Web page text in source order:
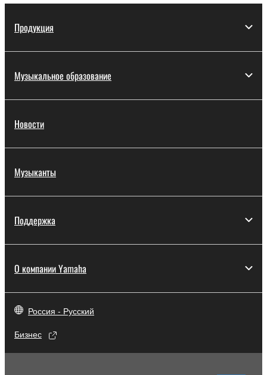
Продукция
Музыкальное образование
Новости
Музыканты
Поддержка
О компании Yamaha
Россия - Русский
Бизнес